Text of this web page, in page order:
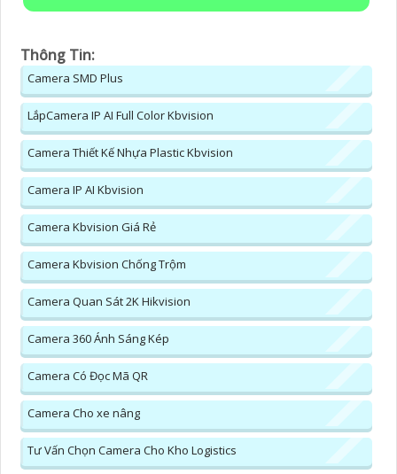
Thông Tin:
Camera SMD Plus
LắpCamera IP AI Full Color Kbvision
Camera Thiết Kế Nhựa Plastic Kbvision
Camera IP AI Kbvision
Camera Kbvision Giá Rẻ
Camera Kbvision Chống Trộm
Camera Quan Sát 2K Hikvision
Camera 360 Ánh Sáng Kép
Camera Có Đọc Mã QR
Camera Cho xe nâng
Tư Vấn Chọn Camera Cho Kho Logistics